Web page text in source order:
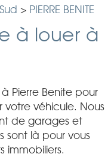
> PIERRE BENITE
à louer à
Pierre Benite pour
votre véhicule. Nous
de garages et
sont là pour vous
immobiliers.